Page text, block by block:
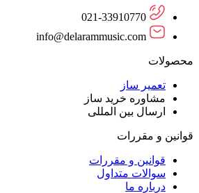
021-33910770
info@delarammusic.com
محصولات
تعمیر ساز
مشاوره خرید ساز
ارسال بین المللی
قوانین و مقررات
قوانین و مقررات
سوالات متداول
درباره ما